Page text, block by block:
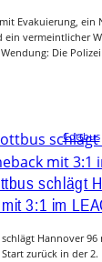
Evakuierung, ein
ein vermeintlicher
Die
Cottbus
schlägt
3:1 im
schlägt Hannover
zurück in der